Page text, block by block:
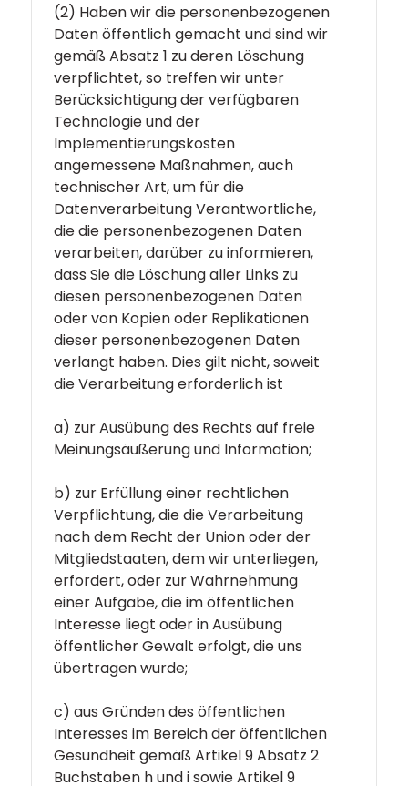
(2) Haben wir die personenbezogenen
Daten öffentlich gemacht und sind wir
gemäß Absatz 1 zu deren Löschung
verpflichtet, so treffen wir unter
Berücksichtigung der verfügbaren
Technologie und der
Implementierungskosten
angemessene Maßnahmen, auch
technischer Art, um für die
Datenverarbeitung Verantwortliche,
die die personenbezogenen Daten
verarbeiten, darüber zu informieren,
dass Sie die Löschung aller Links zu
diesen personenbezogenen Daten
oder von Kopien oder Replikationen
dieser personenbezogenen Daten
verlangt haben. Dies gilt nicht, soweit
die Verarbeitung erforderlich ist
a) zur Ausübung des Rechts auf freie
Meinungsäußerung und Information;
b) zur Erfüllung einer rechtlichen
Verpflichtung, die die Verarbeitung
nach dem Recht der Union oder der
Mitgliedstaaten, dem wir unterliegen,
erfordert, oder zur Wahrnehmung
einer Aufgabe, die im öffentlichen
Interesse liegt oder in Ausübung
öffentlicher Gewalt erfolgt, die uns
übertragen wurde;
c) aus Gründen des öffentlichen
Interesses im Bereich der öffentlichen
Gesundheit gemäß Artikel 9 Absatz 2
Buchstaben h und i sowie Artikel 9